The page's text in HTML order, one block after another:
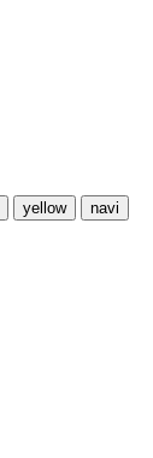
yellow
navi